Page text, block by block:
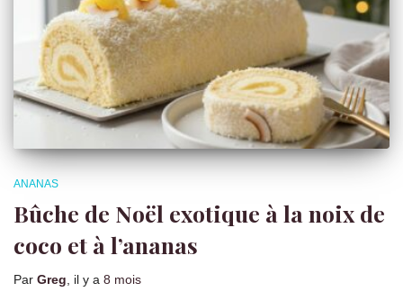
ANANAS
Bûche de Noël exotique à la noix de
coco et à l’ananas
Par Greg , il y a 8 mois